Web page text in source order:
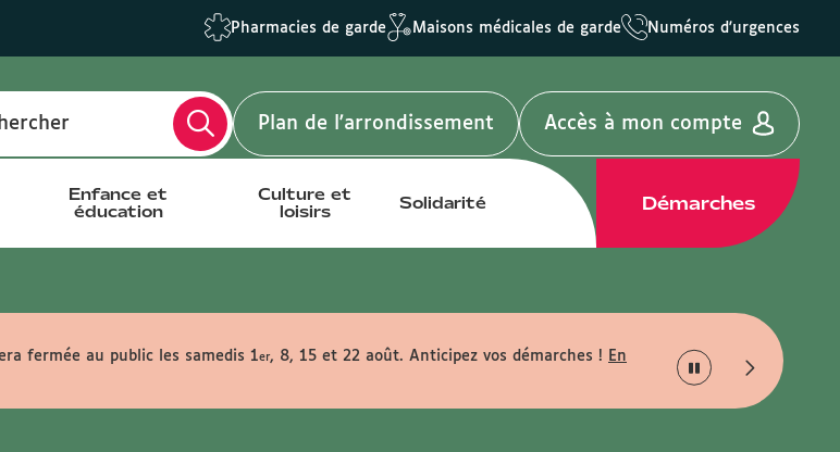
Pharmacies de garde Maisons médicales de garde Numéros d'urgences
Plan de l'arrondissement Accès à mon compte
Enfance et
éducation
Culture et
loisirs
Solidarité Démarches
fermée au public les samedis 1er, 8, 15 et 22 août. Anticipez vos démarches !
En